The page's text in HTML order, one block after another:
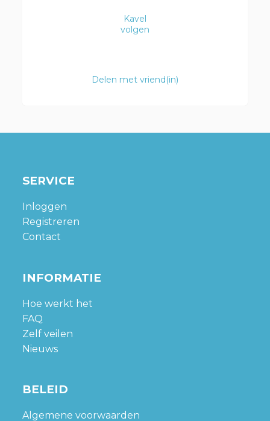
Kavel
volgen
Delen met vriend(in)
SERVICE
Inloggen
Registreren
Contact
INFORMATIE
Hoe werkt het
FAQ
Zelf veilen
Nieuws
BELEID
Algemene voorwaarden